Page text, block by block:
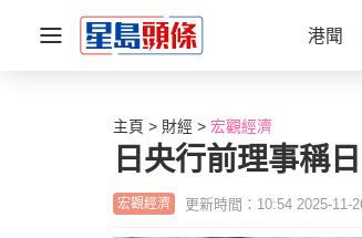
港聞
主頁 財經 宏觀經濟
日央行前理事稱
宏觀經濟 更新時間：10:54 2025-11-